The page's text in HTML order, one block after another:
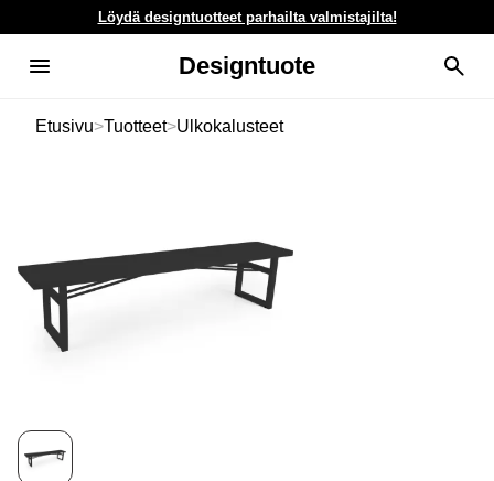
Löydä designtuotteet parhailta valmistajilta!
Designtuote
Etusivu>Tuotteet>Ulkokalusteet